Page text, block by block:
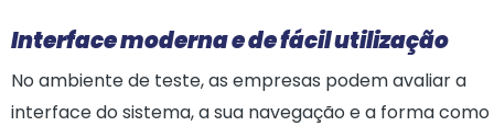
Interface moderna e de fácil utilização
No ambiente de teste, as empresas podem avaliar a
interface do sistema, a sua navegação e a forma como